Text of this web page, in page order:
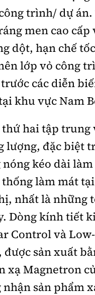
trình/ dự
men cao cấp
dột, hạn chế
lớp vỏ công
các diễn
khu vực Nam
hai tập trung
lượng, đặc biệt
kéo dài
làm mát
nhất là những
Dòng kính tiết
Control và
sản xuất
xạ Magnetron
sản phẩm